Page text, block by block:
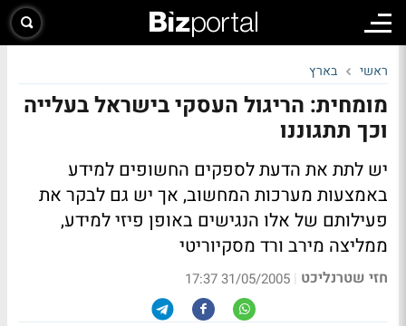
ראשי בארץ
מומחית: הריגול העסקי בישראל בעלייה
וכך תתגוננו
יש לתת את הדעת לספקים החשופים למידע
באמצעות מערכות המחשוב, אך יש גם לבקר את
פעילותם של אלו הנגישים באופן פיזי למידע,
ממליצה מירב ורד מסקיוריטי
חזי שטרנליכט |
31/05/2005 17:37